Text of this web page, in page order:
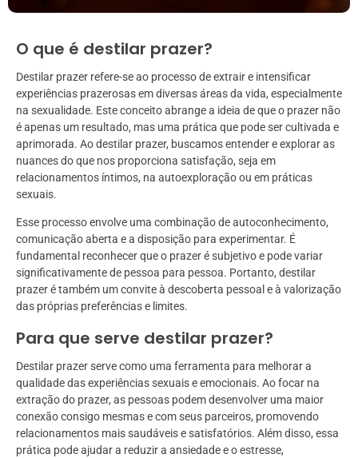
O que é destilar prazer?
Destilar prazer refere-se ao processo de extrair e intensificar
experiências prazerosas em diversas áreas da vida, especialmente
na sexualidade. Este conceito abrange a ideia de que o prazer não
é apenas um resultado, mas uma prática que pode ser cultivada e
aprimorada. Ao destilar prazer, buscamos entender e explorar as
nuances do que nos proporciona satisfação, seja em
relacionamentos íntimos, na autoexploração ou em práticas
sexuais.
Esse processo envolve uma combinação de autoconhecimento,
comunicação aberta e a disposição para experimentar. É
fundamental reconhecer que o prazer é subjetivo e pode variar
significativamente de pessoa para pessoa. Portanto, destilar
prazer é também um convite à descoberta pessoal e à valorização
das próprias preferências e limites.
Para que serve destilar prazer?
Destilar prazer serve como uma ferramenta para melhorar a
qualidade das experiências sexuais e emocionais. Ao focar na
extração do prazer, as pessoas podem desenvolver uma maior
conexão consigo mesmas e com seus parceiros, promovendo
relacionamentos mais saudáveis e satisfatórios. Além disso, essa
prática pode ajudar a reduzir a ansiedade e o estresse,